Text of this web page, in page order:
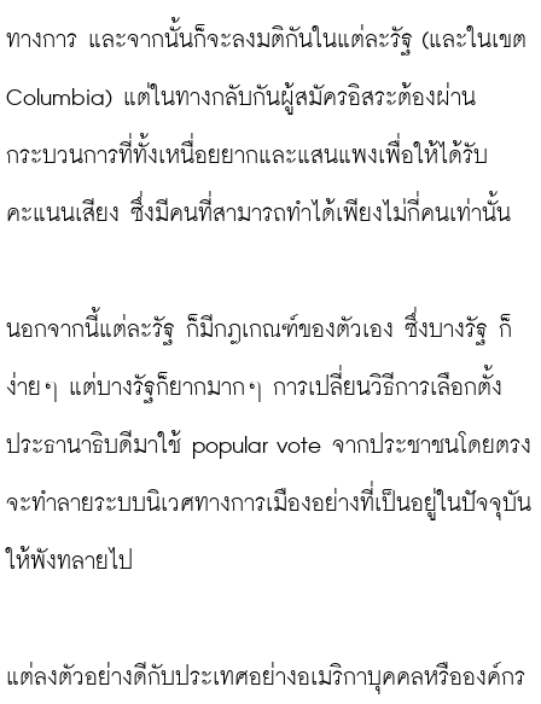
ทางการ และจากนั้นก็จะลงมติกันในแต่ละรัฐ (และในเขต
Columbia) แต่ในทางกลับกันผู้สมัครอิสระต้องผ่าน
กระบวนการที่ทั้งเหนื่อยยากและแสนแพงเพื่อให้ได้รับ
คะแนนเสียง ซึ่งมีคนที่สามารถทำได้เพียงไม่กี่คนเท่านั้น
นอกจากนี้แต่ละรัฐ ก็มีกฎเกณฑ์ของตัวเอง ซึ่งบางรัฐ ก็
ง่ายๆ แต่บางรัฐก็ยากมากๆ การเปลี่ยนวิธีการเลือกตั้ง
ประธานาธิบดีมาใช้ popular vote จากประชาชนโดยตรง
จะทำลายระบบนิเวศทางการเมืองอย่างที่เป็นอยู่ในปัจจุบัน
ให้พังทลายไป
แต่ลงตัวอย่างดีกับประเทศอย่างอเมริกาบุคคลหรือองค์กร